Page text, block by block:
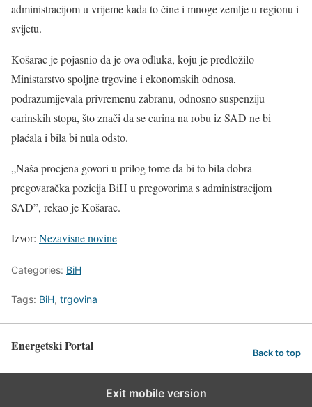
administracijom u vrijeme kada to čine i mnoge zemlje u regionu i
svijetu.
Košarac je pojasnio da je ova odluka, koju je predložilo
Ministarstvo spoljne trgovine i ekonomskih odnosa,
podrazumijevala privremenu zabranu, odnosno suspenziju
carinskih stopa, što znači da se carina na robu iz SAD ne bi
plaćala i bila bi nula odsto.
„Naša procjena govori u prilog tome da bi to bila dobra
pregovaračka pozicija BiH u pregovorima s administracijom
SAD”, rekao je Košarac.
Izvor: Nezavisne novine
Categories: BiH
Tags: BiH, trgovina
Energetski Portal Back to top
Exit mobile version